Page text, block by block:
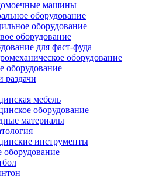
машины
оборудование
оборудование
оборудование
для фаст-фуда
оборудование
оборудование
раздачи
мебель
оборудование
материалы
инструменты